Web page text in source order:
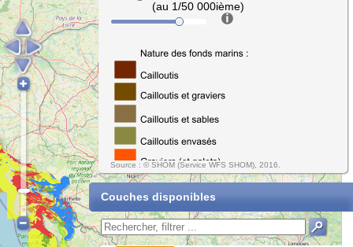
(au 1/50 000ième)
Source : © SHOM (Service WFS SHOM), 2016.
Couches disponibles